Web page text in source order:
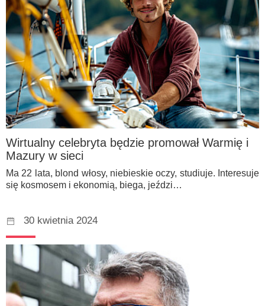
Wirtualny celebryta będzie promował Warmię i
Mazury w sieci
Ma 22 lata, blond włosy, niebieskie oczy, studiuje. Interesuje
się kosmosem i ekonomią, biega, jeździ…
30 kwietnia 2024